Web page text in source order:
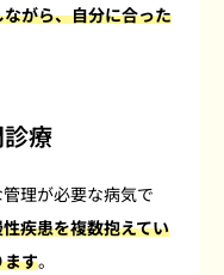
がら、自分に合った
療
理が必要な病気で
疾患を複数抱えてい
ます。